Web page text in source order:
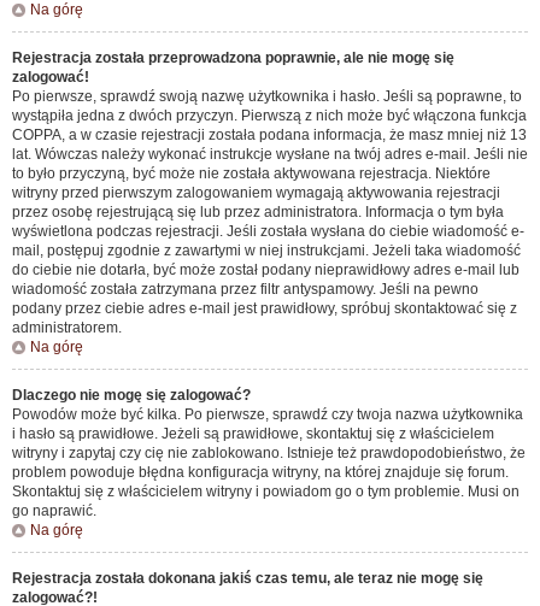
Na górę
Rejestracja została przeprowadzona poprawnie, ale nie mogę się
zalogować!
Po pierwsze, sprawdź swoją nazwę użytkownika i hasło. Jeśli są poprawne, to
wystąpiła jedna z dwóch przyczyn. Pierwszą z nich może być włączona funkcja
COPPA, a w czasie rejestracji została podana informacja, że masz mniej niż 13
lat. Wówczas należy wykonać instrukcje wysłane na twój adres e-mail. Jeśli nie
to było przyczyną, być może nie została aktywowana rejestracja. Niektóre
witryny przed pierwszym zalogowaniem wymagają aktywowania rejestracji
przez osobę rejestrującą się lub przez administratora. Informacja o tym była
wyświetlona podczas rejestracji. Jeśli została wysłana do ciebie wiadomość e-
mail, postępuj zgodnie z zawartymi w niej instrukcjami. Jeżeli taka wiadomość
do ciebie nie dotarła, być może został podany nieprawidłowy adres e-mail lub
wiadomość została zatrzymana przez filtr antyspamowy. Jeśli na pewno
podany przez ciebie adres e-mail jest prawidłowy, spróbuj skontaktować się z
administratorem.
Na górę
Dlaczego nie mogę się zalogować?
Powodów może być kilka. Po pierwsze, sprawdź czy twoja nazwa użytkownika
i hasło są prawidłowe. Jeżeli są prawidłowe, skontaktuj się z właścicielem
witryny i zapytaj czy cię nie zablokowano. Istnieje też prawdopodobieństwo, że
problem powoduje błędna konfiguracja witryny, na której znajduje się forum.
Skontaktuj się z właścicielem witryny i powiadom go o tym problemie. Musi on
go naprawić.
Na górę
Rejestracja została dokonana jakiś czas temu, ale teraz nie mogę się
zalogować?!